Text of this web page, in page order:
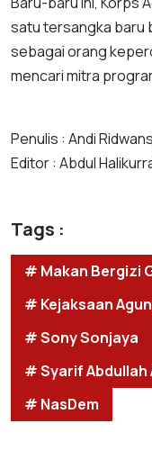
satu tersangka baru
sebagai orang
mencari mitra
Penulis : Andi
Editor : Abdul
Tags :
# Makan Bergizi
# Kejaksaan
# Sony Sonjaya
# Syarif Abdullah
# NasDem